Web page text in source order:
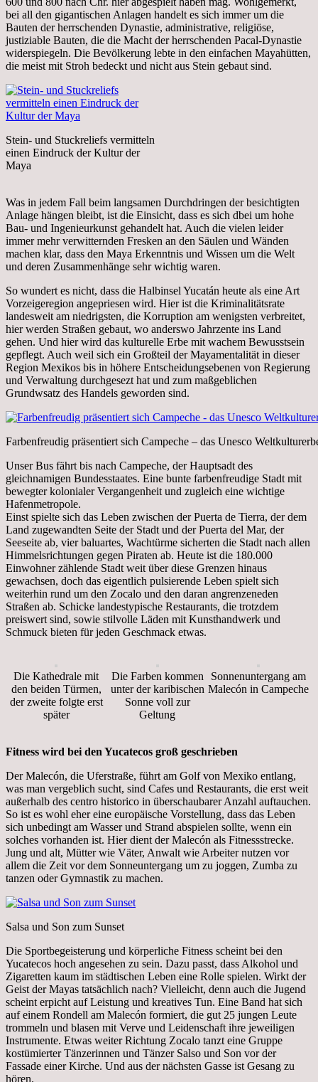
bei all den gigantischen Anlagen handelt es sich immer um die
Bauten der herrschenden Dynastie, administrative, religiöse,
justiziable Bauten, die die Macht der herrschenden Pacal-Dynastie
widerspiegeln. Die Bevölkerung lebte in den einfachen Mayahütten,
die meist mit Stroh bedeckt und nicht aus Stein gebaut sind.
Stein- und Stuckreliefs vermitteln
einen Eindruck der Kultur der
Maya
Was in jedem Fall beim langsamen Durchdringen der besichtigten
Anlage hängen bleibt, ist die Einsicht, dass es sich dbei um hohe
Bau- und Ingenieurkunst gehandelt hat. Auch die vielen leider
immer mehr verwitternden Fresken an den Säulen und Wänden
machen klar, dass den Maya Erkenntnis und Wissen um die Welt
und deren Zusammenhänge sehr wichtig waren.
So wundert es nicht, dass die Halbinsel Yucatán heute als eine Art
Vorzeigeregion angepriesen wird. Hier ist die Kriminalitätsrate
landesweit am niedrigsten, die Korruption am wenigsten verbreitet,
hier werden Straßen gebaut, wo anderswo Jahrzente ins Land
gehen. Und hier wird das kulturelle Erbe mit wachem Bewusstsein
gepflegt. Auch weil sich ein Großteil der Mayamentalität in dieser
Region Mexikos bis in höhere Entscheidungsebenen von Regierung
und Verwaltung durchgesezt hat und zum maßgeblichen
Grundwsatz des Handels geworden sind.
Farbenfreudig präsentiert sich Campeche – das Unesco
Unser Bus fährt bis nach Campeche, der Hauptsadt des
gleichnamigen Bundesstaates. Eine bunte farbenfreudige Stadt mit
bewegter kolonialer Vergangenheit und zugleich eine wichtige
Hafenmetropole.
Einst spielte sich das Leben zwischen der Puerta de Tierra, der dem
Land zugewandten Seite der Stadt und der Puerta del Mar, der
Seeseite ab, vier baluartes, Wachtürme sicherten die Stadt nach allen
Himmelsrichtungen gegen Piraten ab. Heute ist die 180.000
Einwohner zählende Stadt weit über diese Grenzen hinaus
gewachsen, doch das eigentlich pulsierende Leben spielt sich
weiterhin rund um den Zocalo und den daran angrenzeneden
Straßen ab. Schicke landestypische Restaurants, die trotzdem
preiswert sind, sowie stilvolle Läden mit Kunsthandwerk und
Schmuck bieten für jeden Geschmack etwas.
Die Kathedrale mit
den beiden Türmen,
der zweite folgte erst
später
Die Farben kommen
unter der karibischen
Sonne voll zur
Geltung
Sonnenuntergang am
Malecón in Campeche
Fitness wird bei den Yucatecos groß geschrieben
Der Malecón, die Uferstraße, führt am Golf von Mexiko entlang,
was man vergeblich sucht, sind Cafes und Restaurants, die erst weit
außerhalb des centro historico in überschaubarer Anzahl auftauchen.
So ist es wohl eher eine europäische Vorstellung, dass das Leben
sich unbedingt am Wasser und Strand abspielen sollte, wenn ein
solches vorhanden ist. Hier dient der Malecón als Fitnessstrecke.
Jung und alt, Mütter wie Väter, Anwalt wie Arbeiter nutzen vor
allem die Zeit vor dem Sonneuntergang um zu joggen, Zumba zu
tanzen oder Gymnastik zu machen.
Salsa und Son zum Sunset
Die Sportbegeisterung und körperliche Fitness scheint bei den
Yucatecos hoch angesehen zu sein. Dazu passt, dass Alkohol und
Zigaretten kaum im städtischen Leben eine Rolle spielen. Wirkt der
Geist der Mayas tatsächlich nach? Vielleicht, denn auch die Jugend
scheint erpicht auf Leistung und kreatives Tun. Eine Band hat sich
auf einem Rondell am Malecón formiert, die gut 25 jungen Leute
trommeln und blasen mit Verve und Leidenschaft ihre jeweiligen
Instrumente. Etwas weiter Richtung Zocalo tanzt eine Gruppe
kostümierter Tänzerinnen und Tänzer Salso und Son vor der
Fassade einer Kirche. Und aus der nächsten Gasse ist Gesang zu
hören.